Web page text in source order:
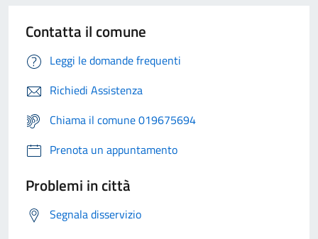
Contatta il comune
Leggi le domande frequenti
Richiedi Assistenza
Chiama il comune 019675694
Prenota un appuntamento
Problemi in città
Segnala disservizio